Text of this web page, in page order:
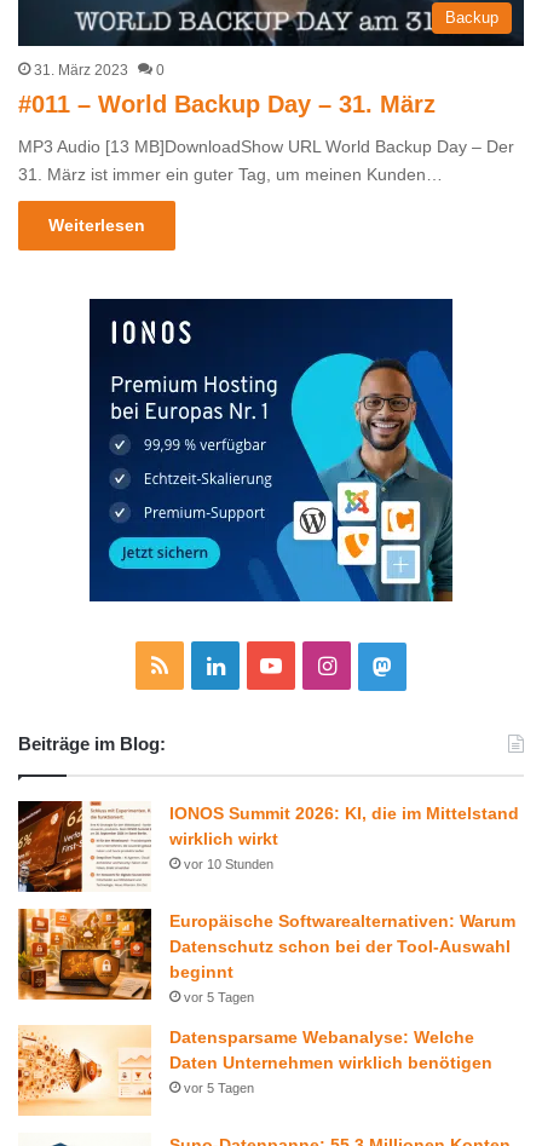
Backup
31. März 2023 0
#011 – World Backup Day – 31. März
MP3 Audio [13 MB]DownloadShow URL World Backup Day – Der
31. März ist immer ein guter Tag, um meinen Kunden…
Weiterlesen
L
k
e
I
n
T
e
I
t
r
m
t
o
Beiträge im Blog:
IONOS Summit 2026: KI, die im Mittelstand
wirklich wirkt
vor 10 Stunden
Europäische Softwarealternativen: Warum
Datenschutz schon bei der Tool-Auswahl
beginnt
vor 5 Tagen
Datensparsame Webanalyse: Welche
Daten Unternehmen wirklich benötigen
vor 5 Tagen